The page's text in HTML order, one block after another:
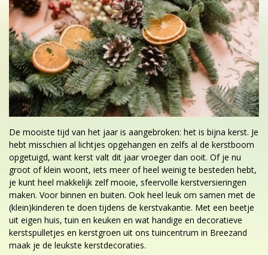
De mooiste tijd van het jaar is aangebroken: het is bijna kerst. Je
hebt misschien al lichtjes opgehangen en zelfs al de kerstboom
opgetuigd, want kerst valt dit jaar vroeger dan ooit. Of je nu
groot of klein woont, iets meer of heel weinig te besteden hebt,
je kunt heel makkelijk zelf mooie, sfeervolle kerstversieringen
maken. Voor binnen en buiten. Ook heel leuk om samen met de
(klein)kinderen te doen tijdens de kerstvakantie. Met een beetje
uit eigen huis, tuin en keuken en wat handige en decoratieve
kerstspulletjes en kerstgroen uit ons tuincentrum in Breezand
maak je de leukste kerstdecoraties.